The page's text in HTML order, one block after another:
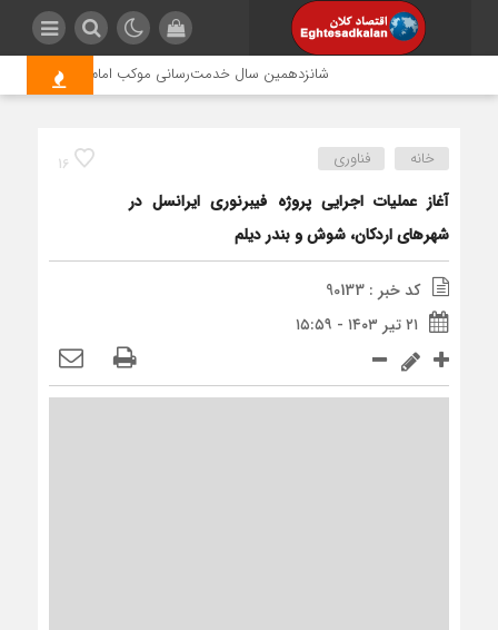
شانزدهمین سال خدمت‌رسانی موکب امام رضا (ع)
16 خانه فناوری
آغاز عملیات اجرایی پروژه فیبرنوری ایرانسل در
شهرهای اردکان، شوش و بندر دیلم
کد خبر : 90133
۲۱ تیر ۱۴۰۳ - ۱۵:۵۹